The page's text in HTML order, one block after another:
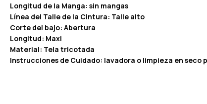
Longitud de la Manga: sin mangas
Línea del Talle de la Cintura: Talle alto
Corte del bajo: Abertura
Longitud: Maxi
Material: Tela tricotada
Instrucciones de Cuidado: lavadora o limpieza en seco